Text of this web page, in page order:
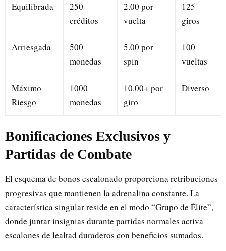
Equilibrada
250
créditos
2.00 por
vuelta
125
giros
Arriesgada
500
monedas
5.00 por
spin
100
vueltas
Máximo
Riesgo
1000
monedas
10.00+ por
giro
Diverso
Bonificaciones Exclusivos y
Partidas de Combate
El esquema de bonos escalonado proporciona retribuciones
progresivas que mantienen la adrenalina constante. La
característica singular reside en el modo “Grupo de Élite”,
donde juntar insignias durante partidas normales activa
escalones de lealtad duraderos con beneficios sumados.